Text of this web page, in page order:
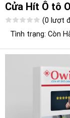
Cửa Hít Ô tô
(0 lượt
Tình trạng: Còn